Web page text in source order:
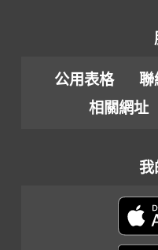
公用表格 聯
相關網址
我